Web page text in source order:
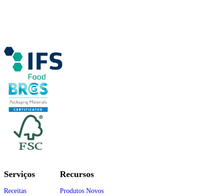
Serviços
Receitas
Recursos
Produtos Novos